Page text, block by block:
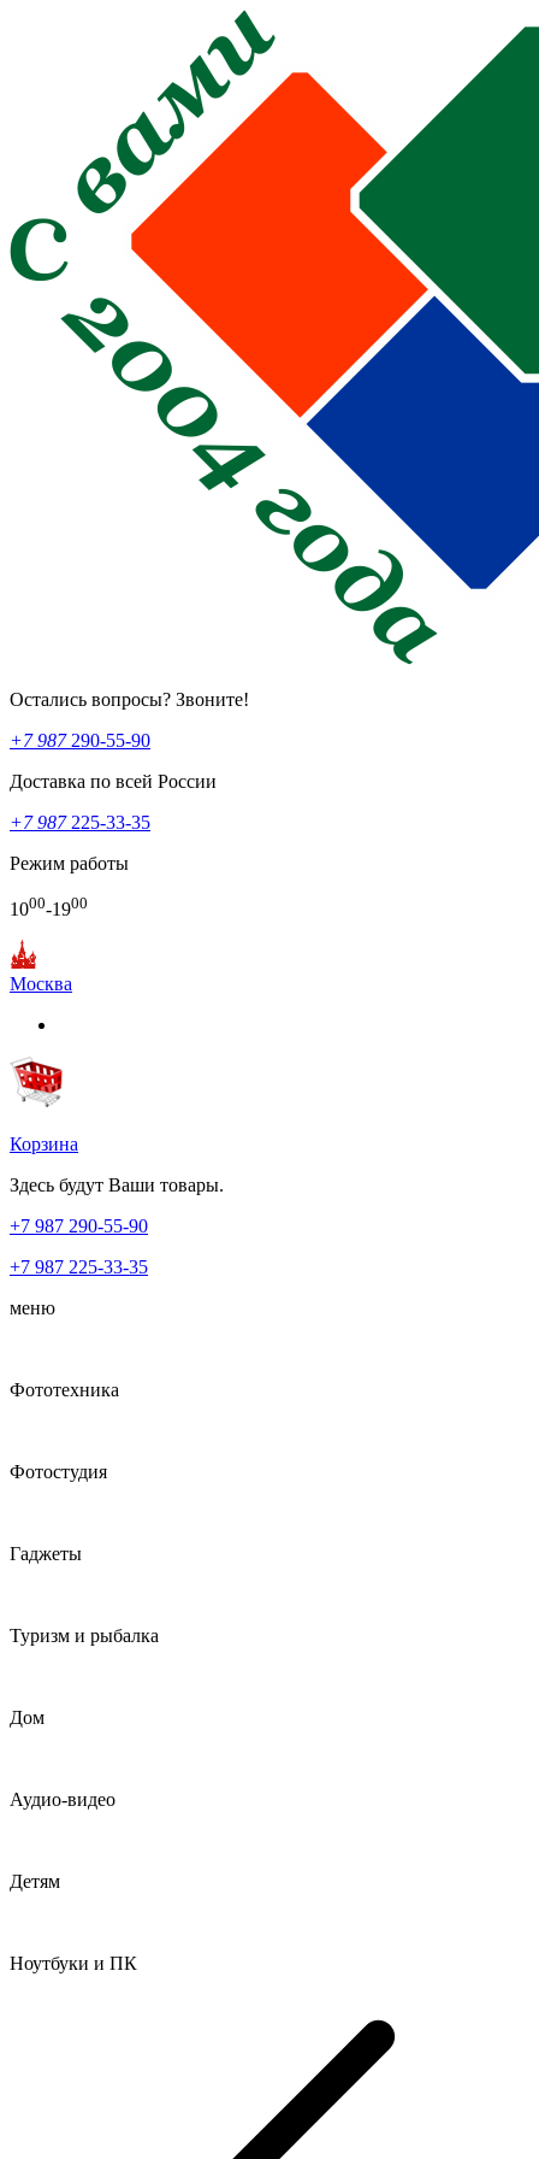
Остались вопросы? Звоните!
+7 987290-55-90
Доставка по всей России
+7 987225-33-35
Режим работы
1000-1900
Москва
Корзина
Здесь будут Ваши товары.
+7 987 290-55-90
+7 987 225-33-35
меню
Фототехника
Фотостудия
Гаджеты
Туризм и рыбалка
Дом
Аудио-видео
Детям
Ноутбуки и ПК